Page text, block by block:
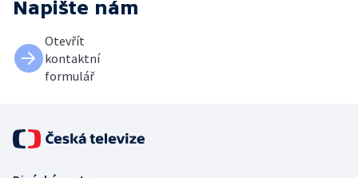
Napište nám
Otevřít
kontaktní
formulář